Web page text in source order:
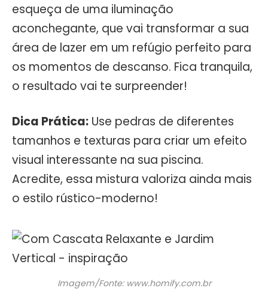
esqueça de uma iluminação
aconchegante, que vai transformar a sua
área de lazer em um refúgio perfeito para
os momentos de descanso. Fica tranquila,
o resultado vai te surpreender!
Dica Prática: Use pedras de diferentes
tamanhos e texturas para criar um efeito
visual interessante na sua piscina.
Acredite, essa mistura valoriza ainda mais
o estilo rústico-moderno!
Imagem/Fonte: www.homify.com.br